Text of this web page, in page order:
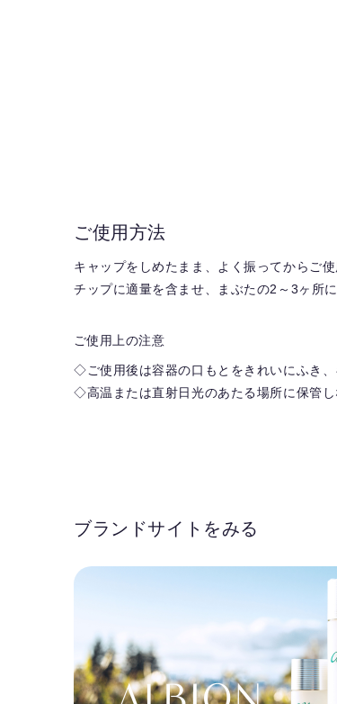
ご使用方法
キャップをしめたまま、よく振ってからご使
チップに適量を含ませ、まぶたの2～3ヶ所
ご使用上の注意
◇ご使用後は容器の口もとをきれいにふき、
◇高温または直射日光のあたる場所に保管し
ブランドサイトをみる